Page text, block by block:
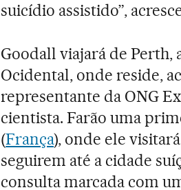
suicídio assistido”,
Goodall viajará de Perth,
Ocidental, onde reside,
representante da ONG
cientista. Farão uma
(França), onde ele
seguirem até a cidade
consulta marcada com